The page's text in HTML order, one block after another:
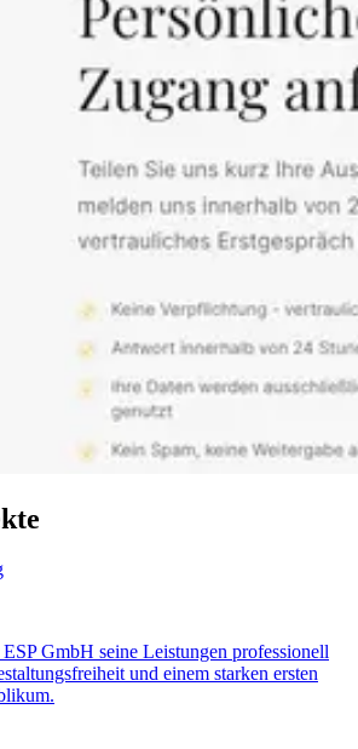
GmbH seine Leistungen professionell
und einem starken ersten